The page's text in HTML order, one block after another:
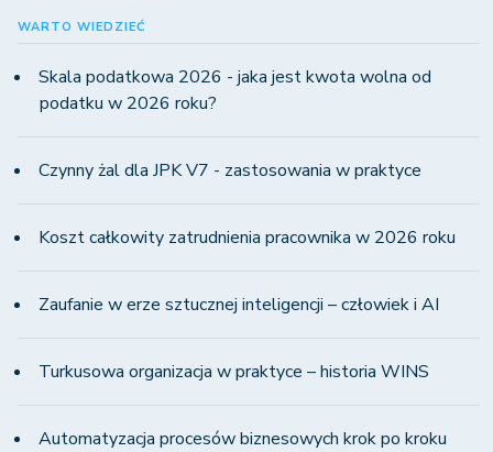
WARTO WIEDZIEĆ
Skala podatkowa 2026 - jaka jest kwota wolna od
podatku w 2026 roku?
Czynny żal dla JPK V7 - zastosowania w praktyce
Koszt całkowity zatrudnienia pracownika w 2026 roku
Zaufanie w erze sztucznej inteligencji – człowiek i AI
Turkusowa organizacja w praktyce – historia WINS
Automatyzacja procesów biznesowych krok po kroku